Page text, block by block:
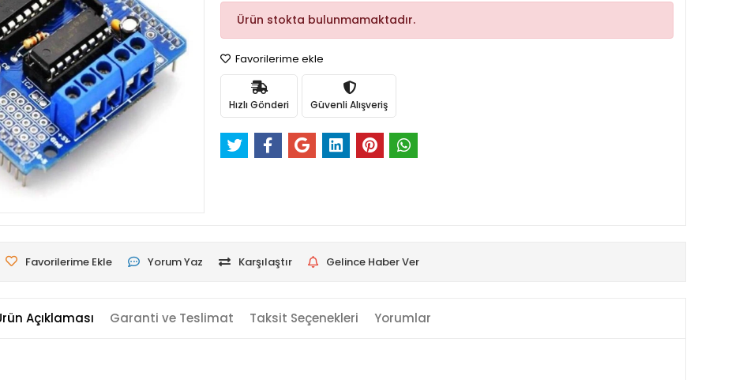
Ürün stokta bulunmamaktadır.
Favorilerime ekle
Hızlı Gönderi Güvenli Alışveriş
Favorilerime Ekle Yorum Yaz Karşılaştır Gelince Haber Ver
Açıklaması Garanti ve Teslimat Taksit Seçenekleri Yorumlar